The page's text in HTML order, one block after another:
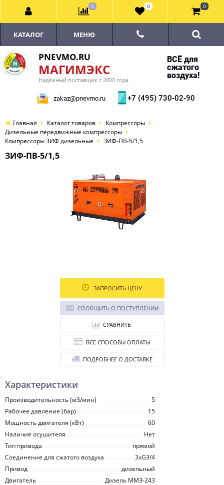
PNEVMO.RU
МАГИМЭКС
Надёжный поставщик с 2000 года
ВСЁ для
сжатого
воздуха!
zakaz@pnevmo.ru +7 (495) 730-02-90
КАТАЛОГ МЕНЮ
Главная Каталог товаров
Компрессоры
Дизельные передвижные компрессоры
Компрессоры ЗИФ дизельные
ЗИФ-ПВ-5/1,5
ЗИФ-ПВ-5/1,5
Характеристики
Производительность (м3/мин)
5
Рабочее давление (бар)
15
Мощность двигателя (кВт)
60
Наличие осушителя
Нет
Тип привода
прямой
Соединение для сжатого воздуха
3хG3/4
Привод
дизельный
Двигатель
Дизель ММЗ-243
ЗАПРОСИТЬ ЦЕНУ
СООБЩИТЬ О ПОСТУПЛЕНИИ
СРАВНИТЬ
ВСЕ СПОСОБЫ ОПЛАТЫ
ПОДРОБНЕЕ О ДОСТАВКЕ
0 0 0